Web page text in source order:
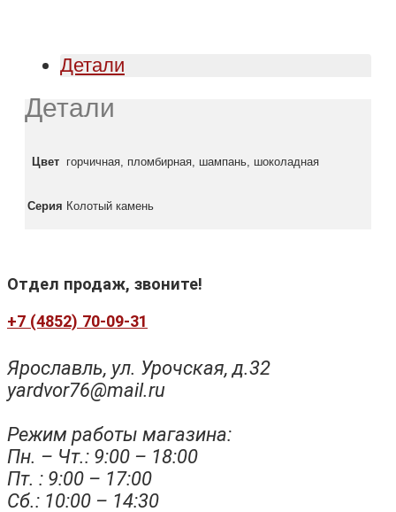
Детали
Детали
Цвет горчичная, пломбирная, шампань, шоколадная
Серия Колотый камень
Отдел продаж, звоните!
+7 (4852) 70-09-31
Ярославль, ул. Урочская, д.32
yardvor76@mail.ru
Режим работы магазина:
Пн. – Чт.: 9:00 – 18:00
Пт. : 9:00 – 17:00
Сб.: 10:00 – 14:30